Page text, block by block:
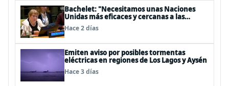
Bachelet: "Necesitamos unas Naciones
Unidas más eficaces y cercanas a las
personas"
Hace 2 días
Emiten aviso por posibles tormentas
eléctricas en regiones de Los Lagos y Aysén
Hace 3 días